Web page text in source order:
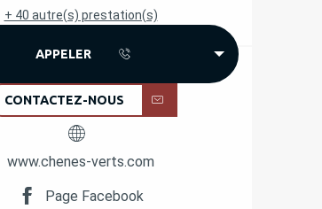
+ 40 autre(s) prestation(s)
APPELER
CONTACTEZ-NOUS
www.chenes-verts.com
Page Facebook